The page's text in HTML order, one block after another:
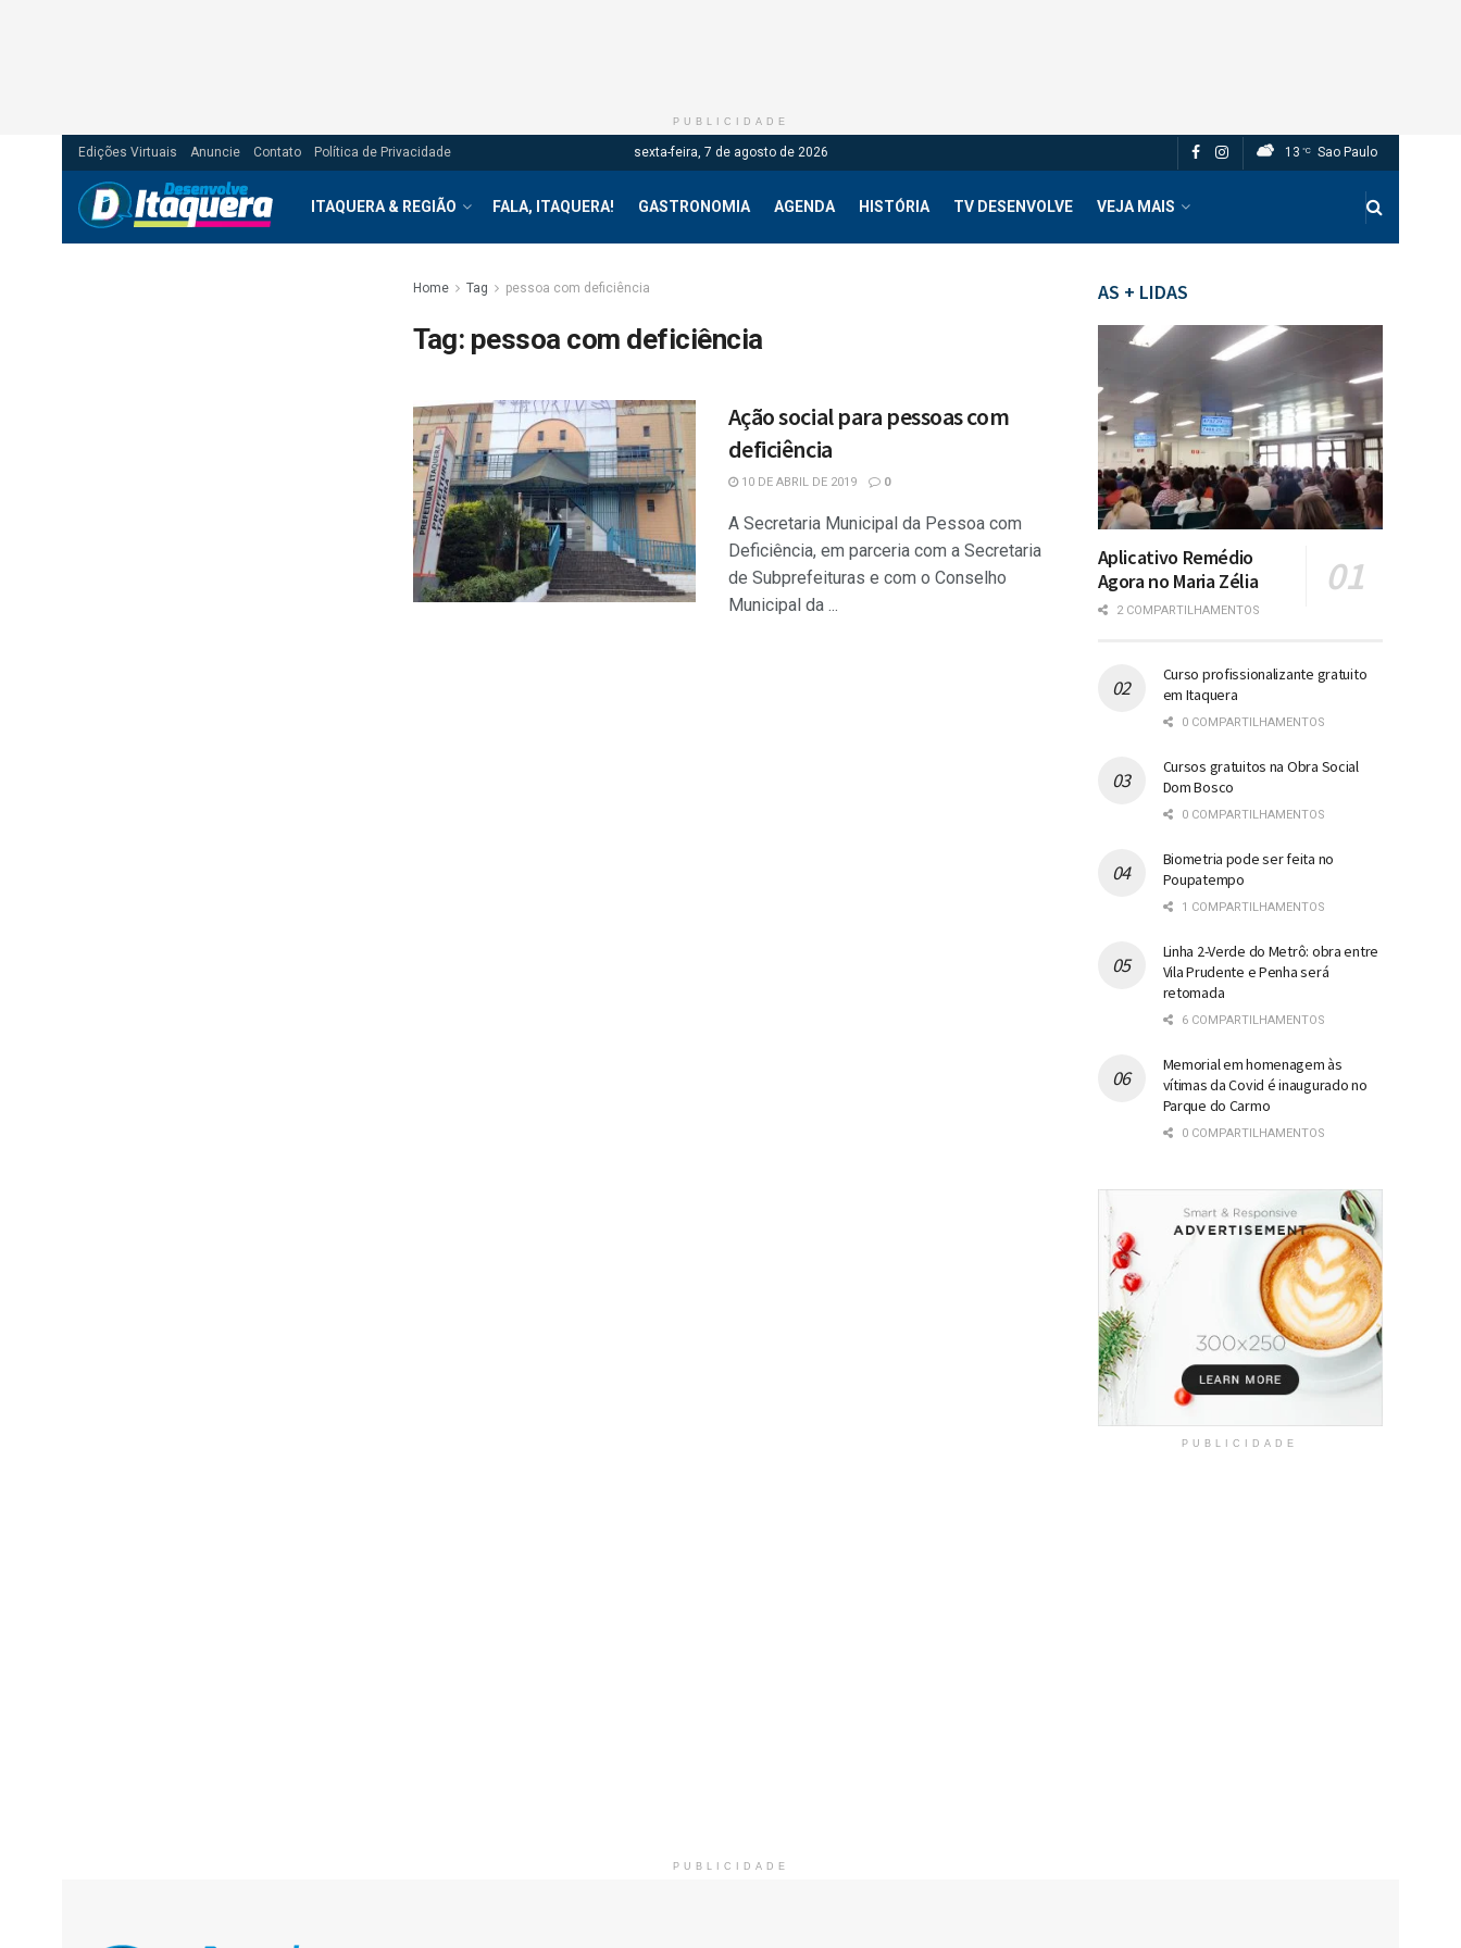
PUBLICIDADE
Edições Virtuais Anuncie Contato Política de Privacidade sexta-feira, 7 de agosto de 2026 13 °C Sao Paulo
ITAQUERA & REGIÃO FALA, ITAQUERA! GASTRONOMIA AGENDA HISTÓRIA TV DESENVOLVE VEJA MAIS
Home Tag pessoa com deficiência
Tag: pessoa com deficiência
Ação social para pessoas com
deficiência
10 DE ABRIL DE 2019 0
A Secretaria Municipal da Pessoa com
Deficiência, em parceria com a Secretaria
de Subprefeituras e com o Conselho
Municipal da ...
AS + LIDAS
Aplicativo Remédio
Agora no Maria Zélia
2 COMPARTILHAMENTOS
Curso profissionalizante gratuito
em Itaquera
0 COMPARTILHAMENTOS
Cursos gratuitos na Obra Social
Dom Bosco
0 COMPARTILHAMENTOS
Biometria pode ser feita no
Poupatempo
1 COMPARTILHAMENTOS
Linha 2-Verde do Metrô: obra entre
Vila Prudente e Penha será
retomada
6 COMPARTILHAMENTOS
Memorial em homenagem às
vítimas da Covid é inaugurado no
Parque do Carmo
0 COMPARTILHAMENTOS
PUBLICIDADE
PUBLICIDADE